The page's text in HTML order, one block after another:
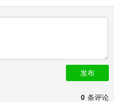
发布
0 条评论